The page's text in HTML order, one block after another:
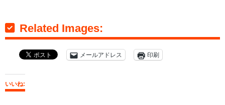
Related Images:
メールアドレス 印刷
いいね: